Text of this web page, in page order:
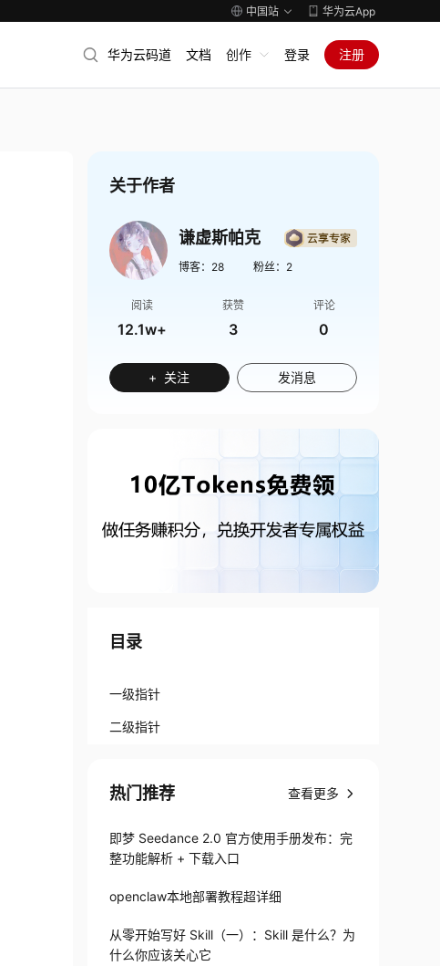
中国站 华为云App
华为云码道 文档 创作 登录 注册
关于作者
谦虚斯帕克
博客： 28 粉丝： 2
阅读
12.1w+
获赞
3
评论
0
+ 关注 发消息
目录
一级指针
二级指针
热门推荐 查看更多
即梦 Seedance 2.0 官方使用手册发布：完
整功能解析 + 下载入口
openclaw本地部署教程超详细
从零开始写好 Skill（一）：Skill 是什么？为
什么你应该关心它